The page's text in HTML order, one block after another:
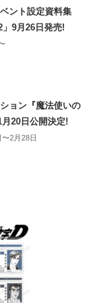
ント設定資料集
9月26日発売!
ョン『魔法使いの
20日公開決定!
2月28日